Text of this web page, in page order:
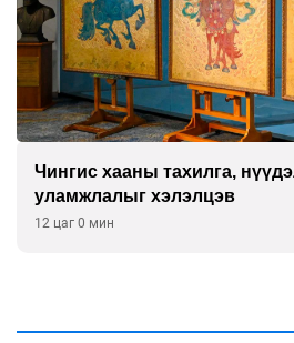
Чингис хааны тахилга,
уламжлалыг хэлэлцэв
12 цаг 0 мин